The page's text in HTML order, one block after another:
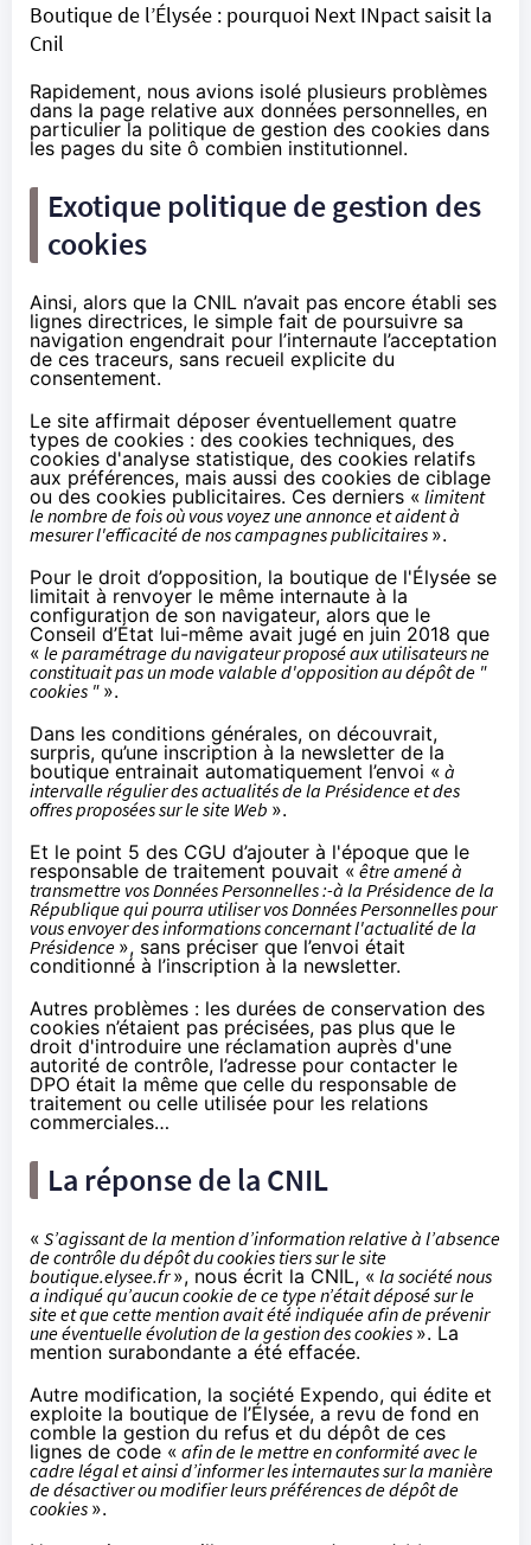
Boutique de l’Élysée : pourquoi Next INpact saisit la
Cnil
Rapidement, nous avions isolé plusieurs problèmes
dans la page relative aux données personnelles, en
particulier la politique de gestion des cookies dans
les pages du site ô combien institutionnel.
Exotique politique de gestion des
cookies
Ainsi, alors que la CNIL n’avait pas encore établi ses
lignes directrices, le simple fait de poursuivre sa
navigation engendrait pour l’internaute l’acceptation
de ces traceurs, sans recueil explicite du
consentement.
Le site affirmait déposer éventuellement quatre
types de cookies : des cookies techniques, des
cookies d'analyse statistique, des cookies relatifs
aux préférences, mais aussi des cookies de ciblage
ou des cookies publicitaires. Ces derniers « limitent
le nombre de fois où vous voyez une annonce et aident à
mesurer l'efficacité de nos campagnes publicitaires ».
Pour le droit d’opposition, la boutique de l'Élysée se
limitait à renvoyer le même internaute à la
configuration de son navigateur, alors que le
Conseil d’État lui-même avait jugé en juin 2018 que
« le paramétrage du navigateur proposé aux utilisateurs ne
constituait pas un mode valable d'opposition au dépôt de "
cookies " ».
Dans les conditions générales, on découvrait,
surpris, qu’une inscription à la newsletter de la
boutique entrainait automatiquement l’envoi « à
intervalle régulier des actualités de la Présidence et des
offres proposées sur le site Web ».
Et le point 5 des CGU d’ajouter à l'époque que le
responsable de traitement pouvait «être amené à
transmettre vos Données Personnelles :-à la Présidence de la
République qui pourra utiliser vos Données Personnelles pour
vous envoyer des informations concernant l'actualité de la
Présidence », sans préciser que l’envoi était
conditionné à l’inscription à la newsletter.
Autres problèmes : les durées de conservation des
cookies n’étaient pas précisées, pas plus que le
droit d'introduire une réclamation auprès d'une
autorité de contrôle, l’adresse pour contacter le
DPO était la même que celle du responsable de
traitement ou celle utilisée pour les relations
commerciales…
La réponse de la CNIL
« S’agissant de la mention d’information relative à l’absence
de contrôle du dépôt du cookies tiers sur le site
boutique.elysee.fr», nous écrit la CNIL, « la société nous
a indiqué qu’aucun cookie de ce type n’était déposé sur le
site et que cette mention avait été indiquée afin de prévenir
une éventuelle évolution de la gestion des cookies ». La
mention surabondante a été effacée.
Autre modification, la société Expendo, qui édite et
exploite la boutique de l’Élysée, a revu de fond en
comble la gestion du refus et du dépôt de ces
lignes de code « afin de le mettre en conformité avec le
cadre légal et ainsi d’informer les internautes sur la manière
de désactiver ou modifier leurs préférences de dépôt de
cookies ».